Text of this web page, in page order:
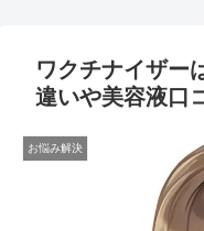
ワクチナイザー
違いや美容液口
お悩み解決